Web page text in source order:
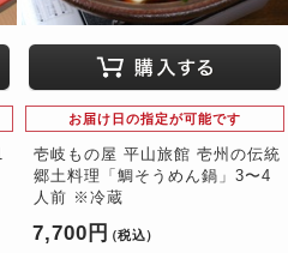
お届け日の指定が可能です
壱岐もの屋 平山旅館 壱州の伝統
郷土料理「鯛そうめん鍋」3〜4
人前 ※冷蔵
7,700円 （税込）